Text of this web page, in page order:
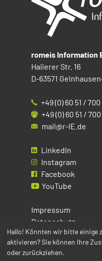
romeis Information
Hailerer Str. 16
D-63571
+49 (0) 60 51 /
+49 (0) 60 51 /
mail@r-IE.de
LinkedIn
Instagram
Facebook
YouTube
Impressum
Datenschutz
Cookies
Hallo! Könnten wir bitte einige
aktivieren? Sie können Ihre
oder zurückziehen.